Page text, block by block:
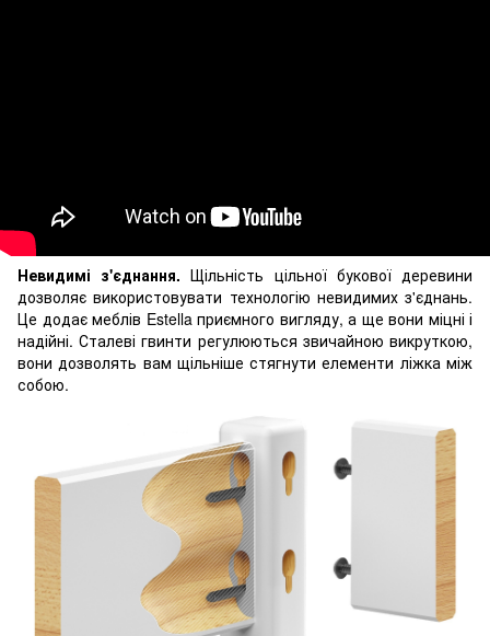
Невидимі з'єднання.Щільність цільної букової деревини
дозволяє використовувати технологію невидимих з'єднань.
Це додає меблів Estella приємного вигляду, а ще вони міцні і
надійні. Сталеві гвинти регулюються звичайною викруткою,
вони дозволять вам щільніше стягнути елементи ліжка між
собою.